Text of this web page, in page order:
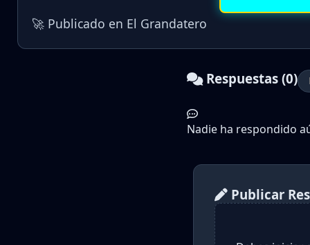
🚀 Publicado en El Grandatero
Respuestas (0)
Nadie ha respondido
Publicar